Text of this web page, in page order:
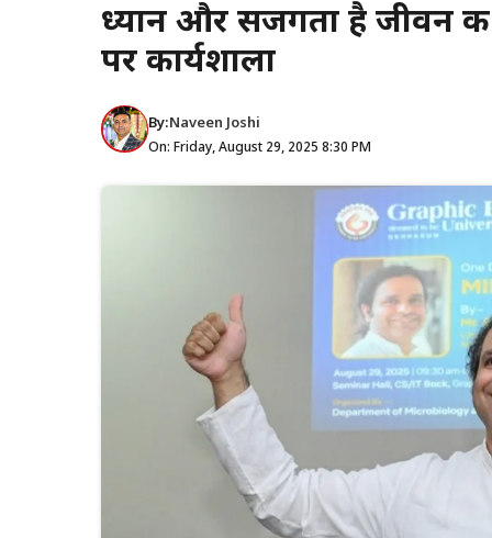
ध्यान और सजगता है जीवन
पर कार्यशाला
By:Naveen Joshi
On: Friday, August 29, 2025 8:30 PM